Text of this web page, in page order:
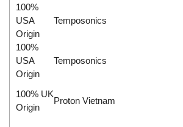
100%
USA
Origin
Temposonics
100%
USA
Origin
Temposonics
100% UK
Origin
Proton Vietnam